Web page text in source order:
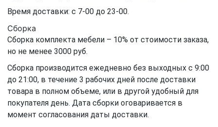
Время доставки: с 7-00 до 23-00.
Сборка
Сборка комплекта мебели – 10% от стоимости заказа,
но не менее 3000 руб.
Сборка производится ежедневно без выходных с 9:00
до 21:00, в течение 3 рабочих дней после доставки
товара в полном объеме, или в другой удобный для
покупателя день. Дата сборки оговаривается в
момент согласования даты доставки.